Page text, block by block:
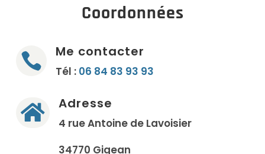
Coordonnées
 Me contacter
Tél : 06 84 83 93 93
 Adresse
4 rue Antoine de Lavoisier
34770 Gigean